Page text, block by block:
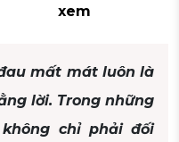
xem
mất mát luôn là
lời. Trong những
chỉ phải đối